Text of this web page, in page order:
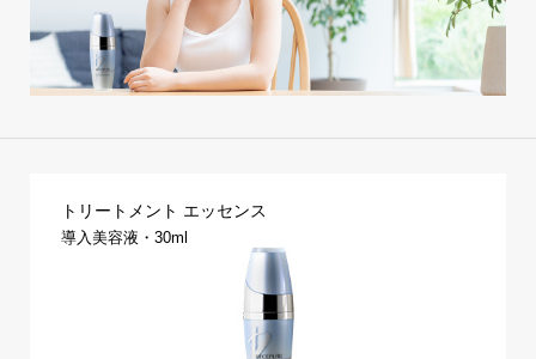
導入美容液・30ml
トリートメント エッセンス